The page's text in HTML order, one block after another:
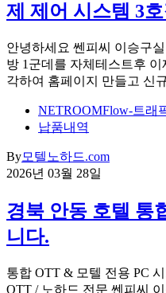
제 제어 시스템 3
안녕하세요 쎈피씨 이승구
방 1군데를 자체테스트후
각하여 홈페이지 만들고 신
NETROOMFlow-트래
납품내역
By모텔노하드.com
2026년 03월 28일
경북 안동 호텔 통
니다.
통합 OTT & 모텔 전용 PC
OTT / 노하드 전문 쎈피씨